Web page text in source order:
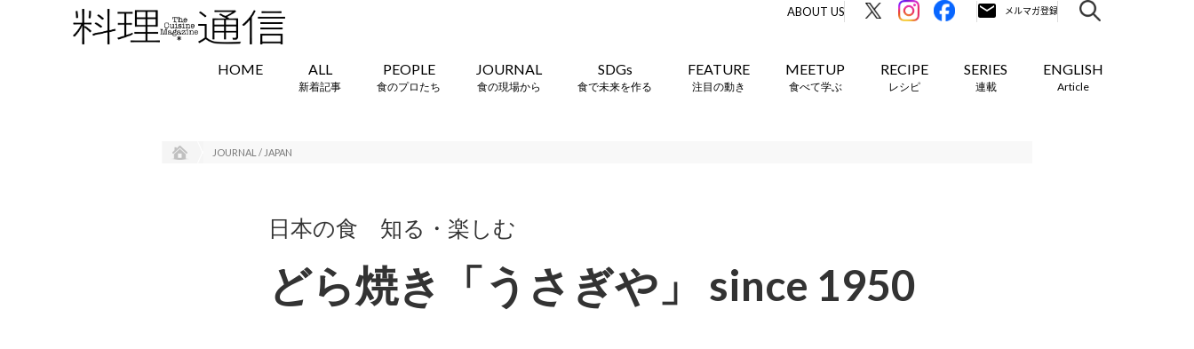
ABOUT US
HOME ALL
新着記事
PEOPLE
食のプロたち
JOURNAL
食の現場から
SDGs
食で未来を作る
FEATURE
注目の動き
MEETUP
食べて学ぶ
RECIPE
レシピ
SERIES
連載
ENGLISH
Article
JOURNAL / JAPAN
日本の食 知る・楽しむ
どら焼き「うさぎや」 since 1950